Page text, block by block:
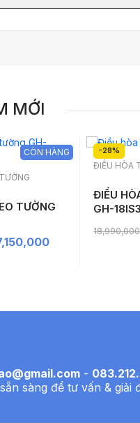
MỚI
TƯỜNG
CÒN HÀNG -28%
ĐIỀU HÒA
ĐIỀU
GH-
-
sàng để tư vấn & giải